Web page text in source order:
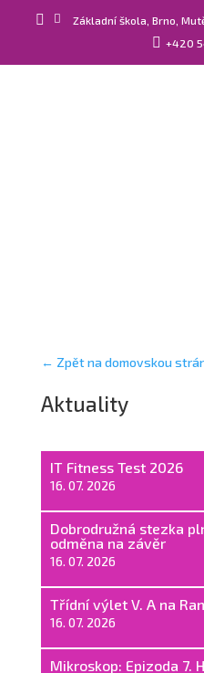
  Základní škola, Brno,
 +420
← Zpět na domovskou
Aktuality
IT Fitness Test 2026
16. 07. 2026
Dobrodružná stezka
odměna na závěr
16. 07. 2026
Třídní výlet V. A na
16. 07. 2026
Mikroskop: Epizoda 7.